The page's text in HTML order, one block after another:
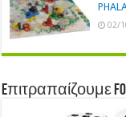
02/
Eπιτραπαίζουμε